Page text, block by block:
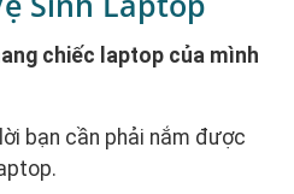
chiếc laptop của mình
bạn cần phải nắm được